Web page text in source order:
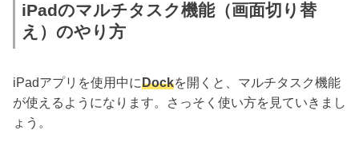
iPadのマルチタスク機能（画面切り替
え）のやり方
iPadアプリを使用中にDockを開くと、マルチタスク機能
が使えるようになります。さっそく使い方を見ていきまし
ょう。